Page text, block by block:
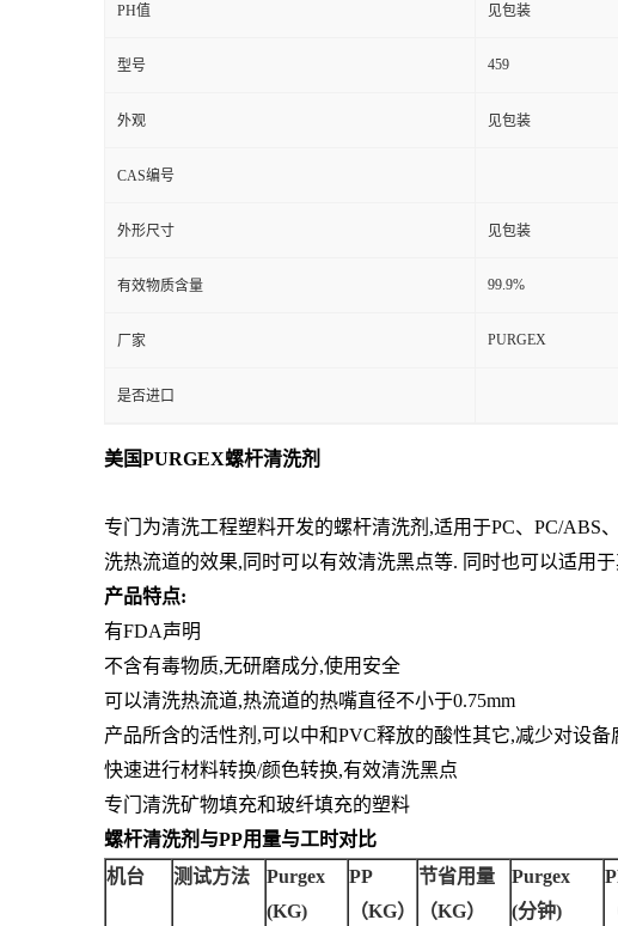
PH值 见包装
型号 459
外观 见包装
CAS编号
外形尺寸 见包装
有效物质含量 99.9%
厂家 PURGEX
是否进口
美国PURGEX螺杆清洗剂
专门为清洗工程塑料开发的螺杆清洗剂,适用于PC、PC/ABS
洗热流道的效果,同时可以有效清洗黑点等. 同时也可以适用
产品特点:
有FDA声明
不含有毒物质,无研磨成分,使用安全
可以清洗热流道,热流道的热嘴直径不小于0.75mm
产品所含的活性剂,可以中和PVC释放的酸性其它,减少对设备
快速进行材料转换/颜色转换,有效清洗黑点
专门清洗矿物填充和玻纤填充的塑料
螺杆清洗剂与PP用量与工时对比
机台
测试方法
Purgex
(KG)
PP
（KG）
节省用量
（KG）
Purgex
(分钟)